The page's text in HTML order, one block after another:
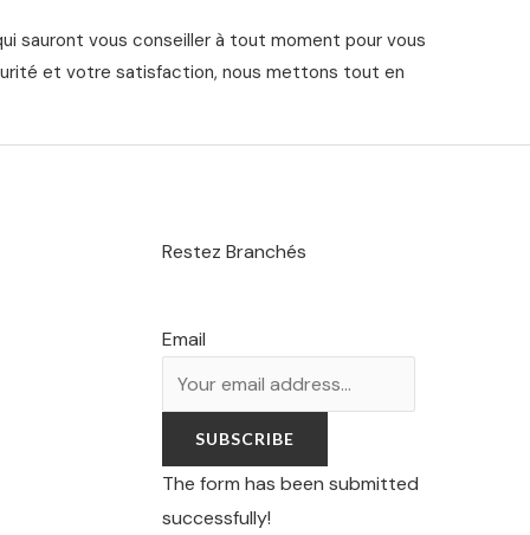
sauront vous conseiller à tout moment pour vous
et votre satisfaction, nous mettons tout en
Restez Branchés
Email
SUBSCRIBE
The form has been submitted
successfully!